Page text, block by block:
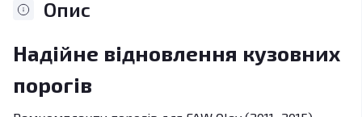
Опис
Надійне відновлення кузовних
порогів